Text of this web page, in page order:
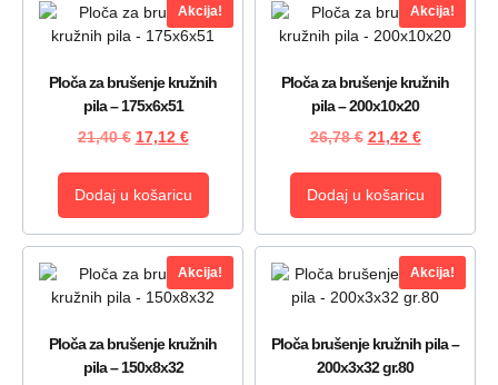
Akcija!
Ploča za brušenje kružnih
pila – 175x6x51
21,40€ 17,12 €
Dodaj u košaricu
Akcija!
Ploča za brušenje kružnih
pila – 200x10x20
26,78€ 21,42 €
Dodaj u košaricu
Akcija!
Ploča za brušenje kružnih
pila – 150x8x32
Akcija!
Ploča brušenje kružnih pila –
200x3x32 gr.80